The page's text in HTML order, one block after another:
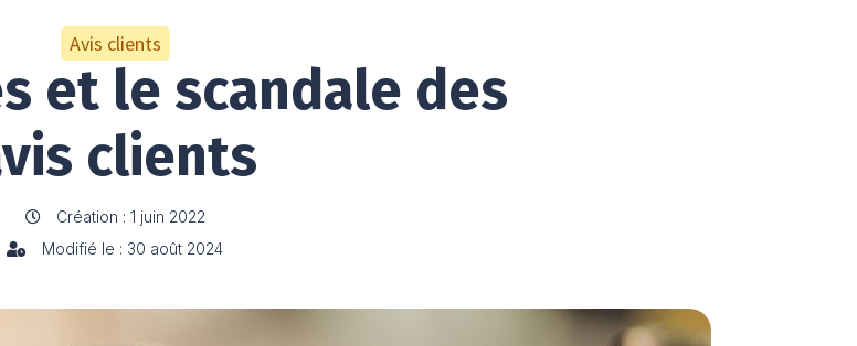
Avis clients
et le scandale des
clients
Création : 1 juin 2022
Modifié le : 30 août 2024